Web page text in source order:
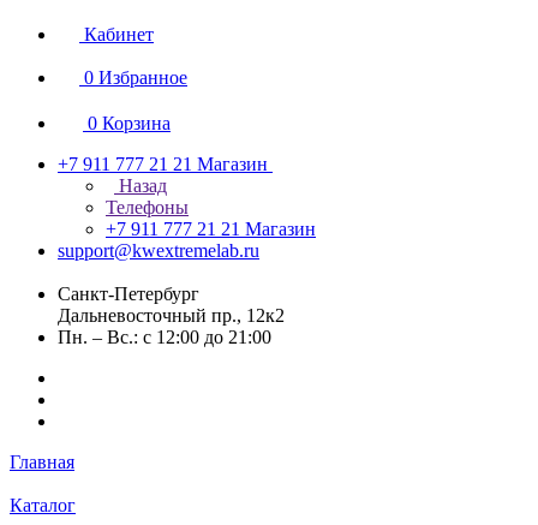
Кабинет
0 Избранное
0 Корзина
+7 911 777 21 21 Магазин
Назад
Телефоны
+7 911 777 21 21 Магазин
support@kwextremelab.ru
Санкт-Петербург
Дальневосточный пр., 12к2
Пн. – Вс.: с 12:00 до 21:00
Главная
Каталог